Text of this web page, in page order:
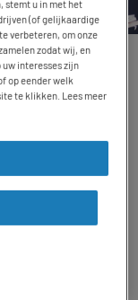
mensen en
van
of op de
wat leidt
stemt u in met het
(of gelijkaardige
verbeteren, om onze
zodat wij, en
interesses zijn
op eender welk
te klikken. Lees meer